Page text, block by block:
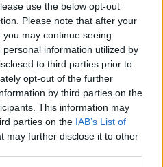
use the below opt-out
Please note that after your
may continue seeing
information utilized by
to third parties prior to
opt-out of the further
by third parties on the
This information may
parties on the IAB’s List of
may further disclose it to other
Επόμενο άρθρο
Ψαχνά: 25χρονος κακοποίησε
βάναυσα την 70χρονη μητέρα του –
Σε κωματώδη κατάσταση η γυναίκα